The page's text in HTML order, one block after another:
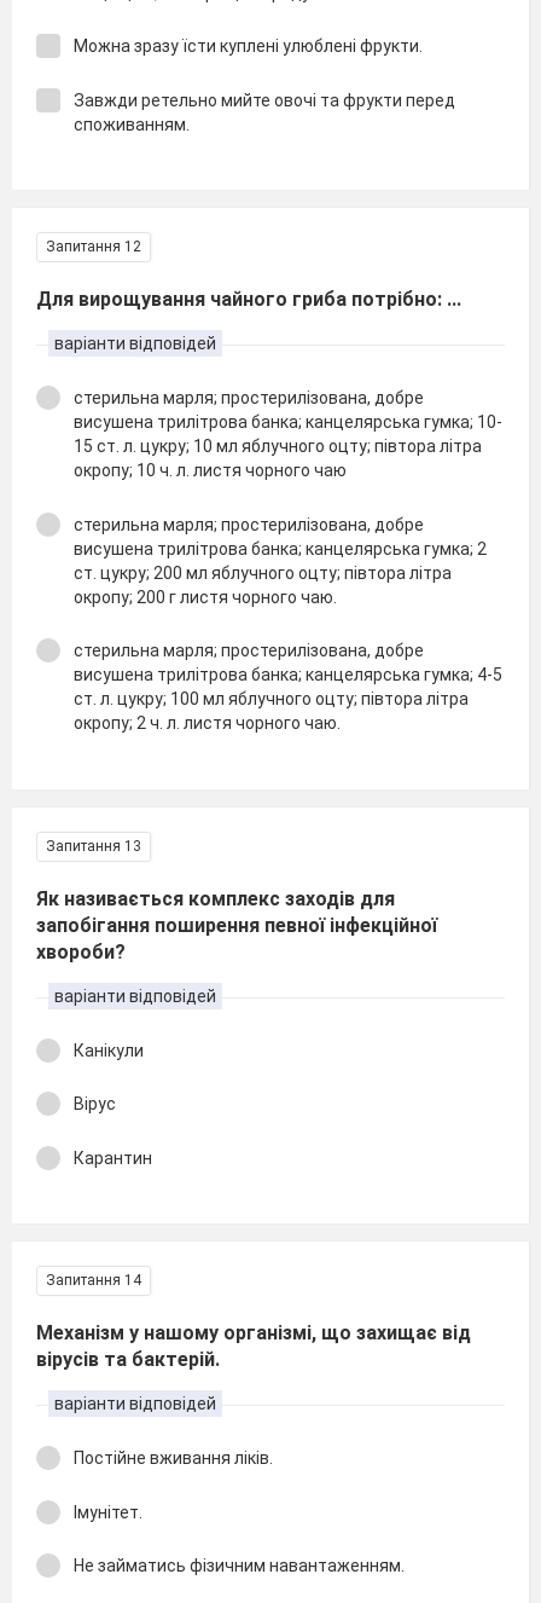
Можна зразу їсти куплені улюблені фрукти.
Завжди ретельно мийте овочі та фрукти перед
споживанням.
Запитання 12
Для вирощування чайного гриба потрібно: ...
варіанти відповідей
стерильна марля; простерилізована, добре
висушена трилітрова банка; канцелярська гумка; 10-
15 ст. л. цукру; 10 мл яблучного оцту; півтора літра
окропу; 10 ч. л. листя чорного чаю
стерильна марля; простерилізована, добре
висушена трилітрова банка; канцелярська гумка; 2
ст. цукру; 200 мл яблучного оцту; півтора літра
окропу; 200 г листя чорного чаю.
стерильна марля; простерилізована, добре
висушена трилітрова банка; канцелярська гумка; 4-5
ст. л. цукру; 100 мл яблучного оцту; півтора літра
окропу; 2 ч. л. листя чорного чаю.
Запитання 13
Як називається комплекс заходів для
запобігання поширення певної інфекційної
хвороби?
варіанти відповідей
Канікули
Вірус
Карантин
Запитання 14
Механізм у нашому організмі, що захищає від
вірусів та бактерій.
варіанти відповідей
Постійне вживання ліків.
Імунітет.
Не займатись фізичним навантаженням.